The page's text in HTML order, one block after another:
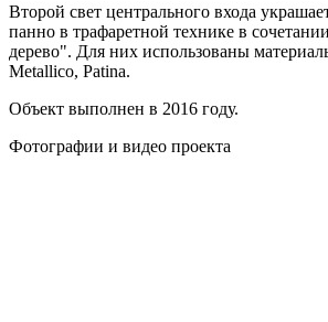
Второй свет центрального входа
панно в трафаретной технике в
дерево". Для них использованы
Metallico, Patina.
Объект выполнен в 2016 году.
Фотографии и видео проекта